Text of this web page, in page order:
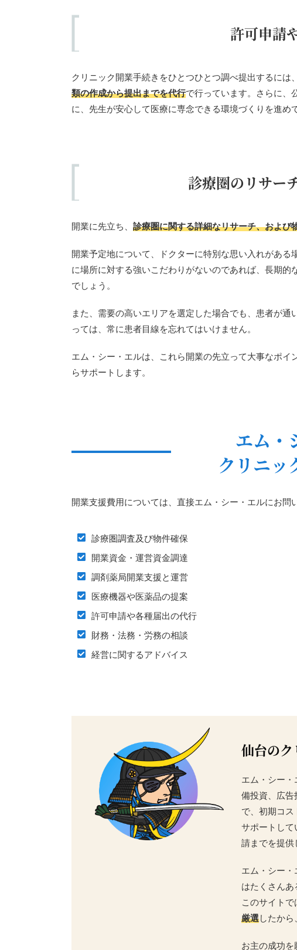
許可申請
クリニック開業手続きをひとつひとつ調べ提出するには
類の作成から提出までを代行で行っています。さらに、
に、先生が安心して医療に専念できる環境づくりを進め
診療圏のリサー
開業に先立ち、 診療圏に関する詳細なリサーチ、および
開業予定地について、ドクターに特別な思い入れがあ
に場所に対する強いこだわりがないのであれば、長期
でしょう。
また、需要の高いエリアを選定した場合でも、患者が
っては、常に患者目線を忘れてはいけません。
エム・シー・エルは、これら開業の先立って大事なポ
らサポートします。
エム・
クリニッ
開業支援費用については、直接エム・シー・エルにお問
診療圏調査及び物件確保
開業資金・運営資金調達
調剤薬局開業支援と運営
医療機器や医薬品の提案
許可申請や各種届出の代行
財務・法務・労務の相談
経営に関するアドバイス
仙台の
エム・シー
備投資、広告
で、初期コ
サポートして
請までを提供
エム・シー
はたくさんあ
このサイトで
厳選したから
お主の成功を